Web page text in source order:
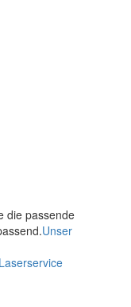
die passende
Unser